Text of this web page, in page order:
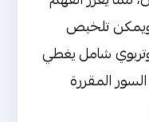
ويمكن تلخيص
شامل يغطي
المقررة